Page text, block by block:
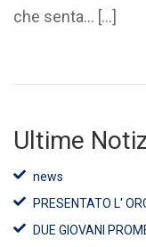
che senta... […]
Ultime
news
PRESENTATO L'
DUE GIOVANI